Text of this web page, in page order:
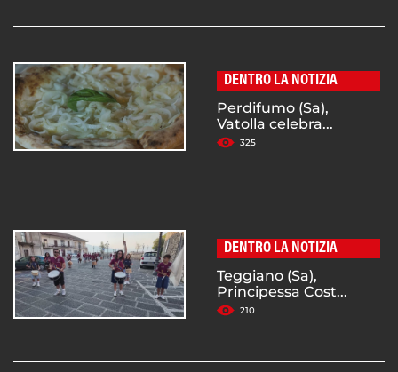
DENTRO LA NOTIZIA
Perdifumo (Sa),
Vatolla celebra...
325
DENTRO LA NOTIZIA
Teggiano (Sa),
Principessa Cost...
210